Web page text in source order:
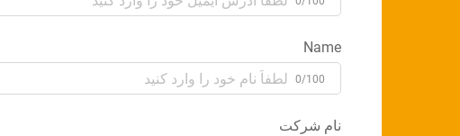
Name
0/100
نام شرکت